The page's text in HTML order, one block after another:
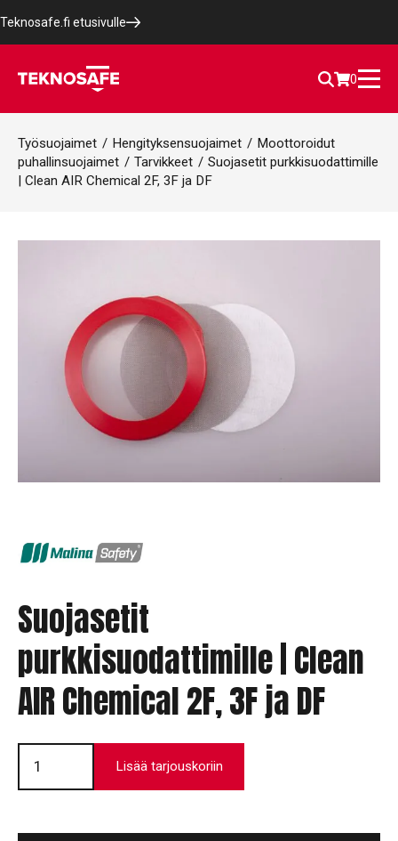
Teknosafe.fi etusivulle
0
Työsuojaimet / Hengityksensuojaimet / Moottoroidut
puhallinsuojaimet / Tarvikkeet / Suojasetit purkkisuodattimille
| Clean AIR Chemical 2F, 3F ja DF
Suojasetit
purkkisuodattimille | Clean
AIR Chemical 2F, 3F ja DF
Suojasetit
purkkisuodattimille
Clean
Lisää tarjouskoriin